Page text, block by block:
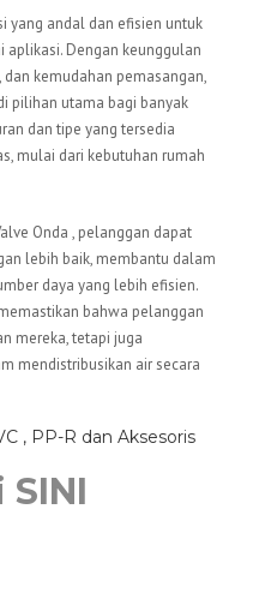
yang andal dan efisien untuk
aplikasi. Dengan keunggulan
kemudahan pemasangan,
pilihan utama bagi banyak
dan tipe yang tersedia
mulai dari kebutuhan rumah
Onda , pelanggan dapat
lebih baik, membantu dalam
daya yang lebih efisien.
bahwa pelanggan
mereka, tetapi juga
mendistribusikan air secara
, PP-R dan Aksesoris